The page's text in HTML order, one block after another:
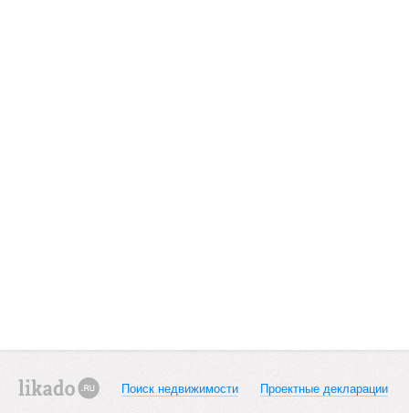
Поиск недвижимости Проектные декларации